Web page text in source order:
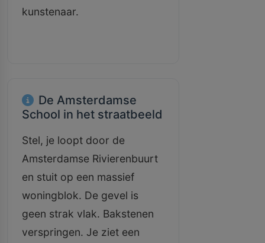
kunstenaar.
De Amsterdamse
School in het straatbeeld
Stel, je loopt door de
Amsterdamse Rivierenbuurt
en stuit op een massief
woningblok. De gevel is
geen strak vlak. Bakstenen
verspringen. Je ziet een